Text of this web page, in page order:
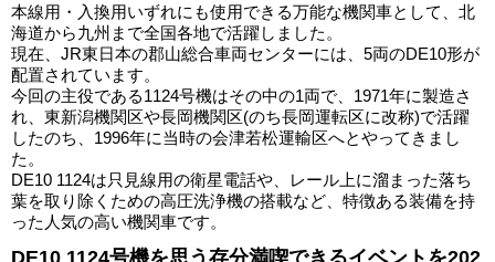
本線用・入換用いずれにも使用できる万能な機関車として、北
海道から九州まで全国各地で活躍しました。
現在、JR東日本の郡山総合車両センターには、5両のDE10形が
配置されています。
今回の主役である1124号機はその中の1両で、1971年に製造さ
れ、東新潟機関区や長岡機関区(のち長岡運転区に改称)で活躍
したのち、1996年に当時の会津若松運輸区へとやってきまし
た。
DE10 1124は只見線用の衛星電話や、レール上に溜まった落ち
葉を取り除くための高圧洗浄機の搭載など、特徴ある装備を持
った人気の高い機関車です。
DE10 1124号機を思う存分満喫できるイベントを202